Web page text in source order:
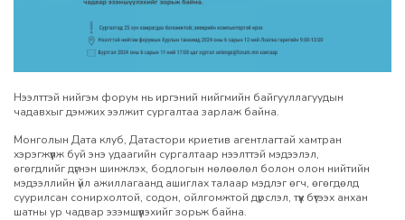
Нээлттэй нийгэм форум нь иргэний нийгмийн байгууллагуудын
чадавхыг дэмжих ээлжит сургалтаа зарлаж байна.
Монголын Дата клуб, Датастори криетив агентлагтай хамтран
хэрэгжүүлж буй энэ удаагийн сургалтаар нээлттэй мэдээлэл,
өгөгдлийг дүгнэн шинжлэх, бодлогын нөлөөлөл болон олон нийтийн
мэдээллийн үйл ажиллагаанд ашиглах талаар мэдлэг өгч, өгөгдөлд
суурилсан сонирхолтой, содон, ойлгомжтой дүрслэл, түүх бүтээх анхан
шатны ур чадвар эзэмшүүлэхийг зорьж байна.